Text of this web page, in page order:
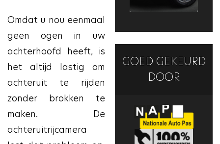
Omdat u nou eenmaal
geen ogen in uw
achterhoofd heeft, is
het altijd lastig om
achteruit te rijden
zonder brokken te
maken. De
achteruitrijcamera
GOED GEKEURD
DOOR